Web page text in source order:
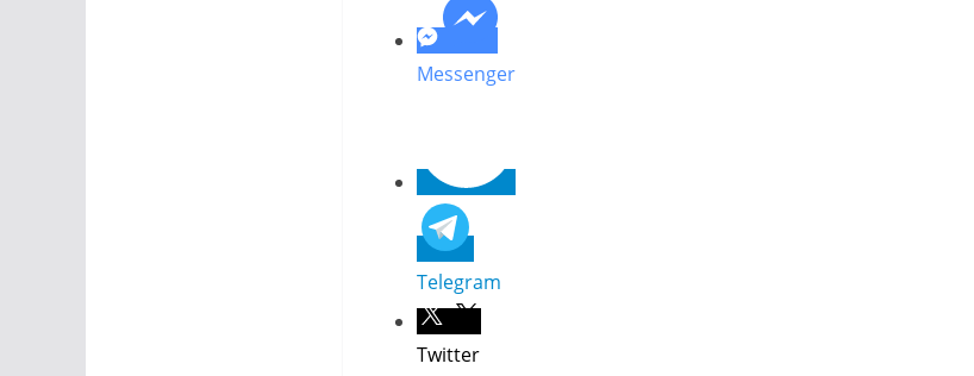
Messenger
Telegram
Twitter